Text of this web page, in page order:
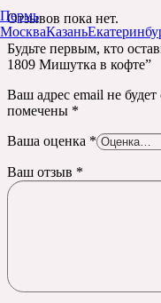
Пермь
МоскваКазань
Отзывов пока нет.
Будьте первым, кто
1809 Мишутка в кофте”
Ваш адрес email не
помечены *
Ваша оценка *
Ваш отзыв *